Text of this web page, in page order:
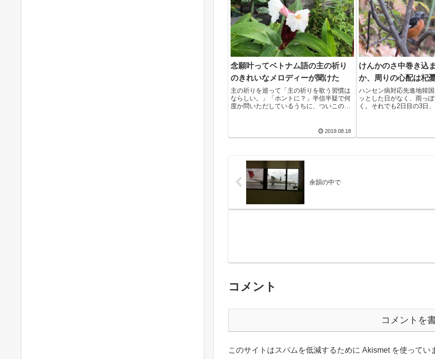
念願叶ってベトナム語の主の祈り
のきれいなメロディーが聞けた
主の祈りを巡って「主の祈りを歌う習慣は
ならしい。」「ホントに？」半信半疑で何
度か問いただしているうちに、ついこの
して７名がそろった今日、タガログ語の後
で初公開。優...
2019.08.18
けんかのさ中巻き込
か、周りの心配は杞
ハンセン病対応先進地韓
ッとした日がなく、雨っ
く。それでも2日目の3日
いうラ...
余韻の中で
コメント
コメントを
このサイトはスパムを低減するために Akismet を使ってい